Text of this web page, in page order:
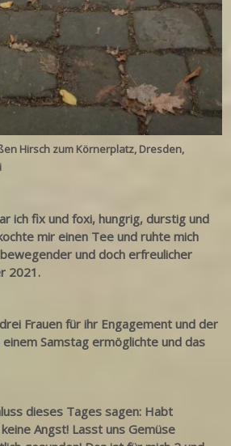
Hirsch zum Körnerplatz, Dresden,
ich fix und foxi, hungrig, durstig und
mir einen Tee und ruhte mich
und doch erfreulicher
2021.
Frauen für ihr Engagement und der
Samstag ermöglichte und das
dieses Tages sagen: Habt
Angst! Lasst uns Gemüse